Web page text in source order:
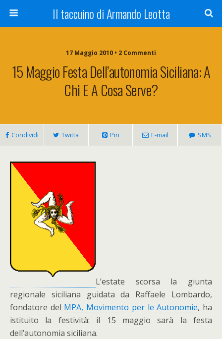
Il taccuino di Armando Leotta
17 Maggio 2010 • 2 Commenti
15 Maggio Festa Dell’autonomia Siciliana: A
Chi E A Cosa Serve?
Condividi Twitta Pin E-mail SMS
L’estate scorsa la giunta
regionale siciliana guidata da Raffaele Lombardo,
fondatore del MPA, Movimento per le Autonomie, ha
istituito la festività: il 15 maggio sarà la festa
dell’autonomia siciliana.